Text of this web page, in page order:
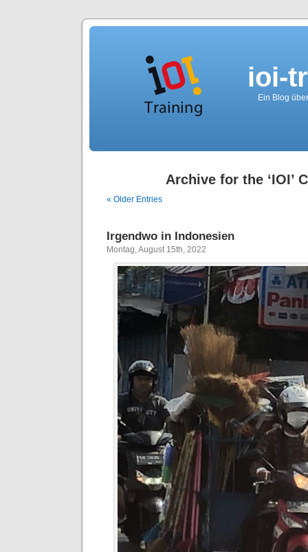
ioi-
Ein Blog
Archive for the ‘IOI’
« Older Entries
Irgendwo in Indonesien
Montag, August 15th, 2022